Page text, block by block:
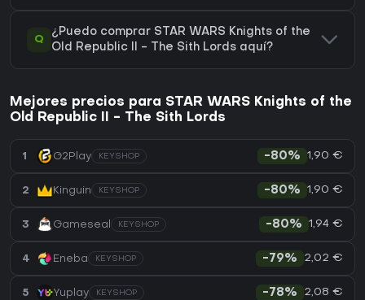
Q
¿Puedo comprar STAR WARS Knights of the
Old Republic II - The Sith Lords aquí?
Mejores precios para STAR WARS Knights of the
Old Republic II - The Sith Lords
1 G2Play KEYSHOP -80% 1,90 €
2 Kinguin KEYSHOP -80% 1,90 €
3 Gameseal KEYSHOP -80% 1,94 €
4 Eneba KEYSHOP -79% 2,02 €
5 Yuplay KEYSHOP -78% 2,08 €